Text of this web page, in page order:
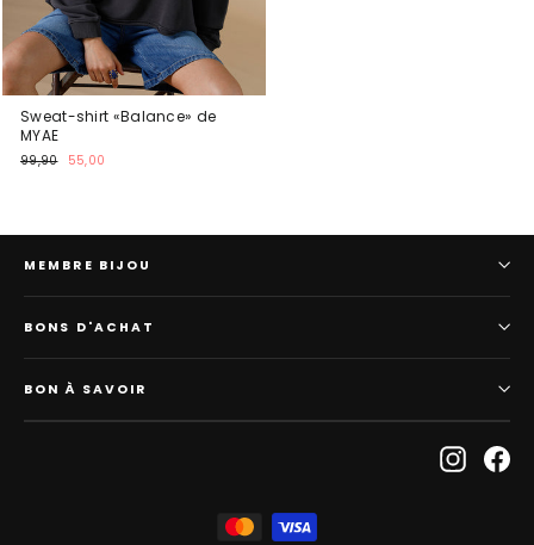
Sweat-shirt «Balance» de
MYAE
Prix
99,90
Prix
55,00
MEMBRE BIJOU
BONS D'ACHAT
BON À SAVOIR